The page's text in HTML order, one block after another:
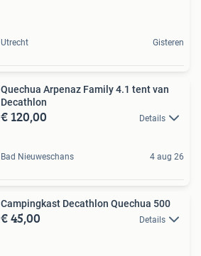
Utrecht Gisteren
Quechua Arpenaz Family 4.1 tent van
Decathlon
€ 120,00 Details
Bad Nieuweschans 4 aug 26
Campingkast Decathlon Quechua 500
€ 45,00 Details